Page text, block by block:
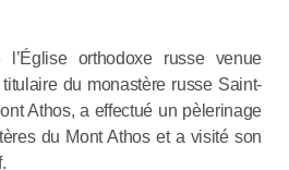
l’Église orthodoxe russe venue
du monastère russe Saint-
Athos, a effectué un pèlerinage
du Mont Athos et a visité son